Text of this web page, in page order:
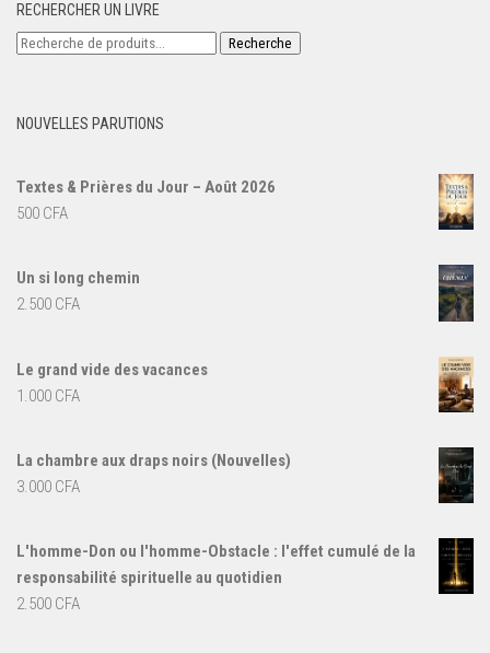
RECHERCHER UN LIVRE
Recherche
Recherche
NOUVELLES PARUTIONS
Textes & Prières du Jour – Août 2026
500 CFA
Un si long chemin
2.500 CFA
Le grand vide des vacances
1.000 CFA
La chambre aux draps noirs (Nouvelles)
3.000 CFA
L'homme-Don ou l'homme-Obstacle : l'effet cumulé de la
responsabilité spirituelle au quotidien
2.500 CFA